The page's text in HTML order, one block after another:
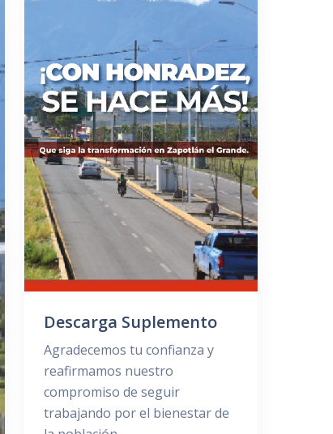
Descarga Suplemento
Agradecemos tu confianza y
reafirmamos nuestro
compromiso de seguir
trabajando por el bienestar de